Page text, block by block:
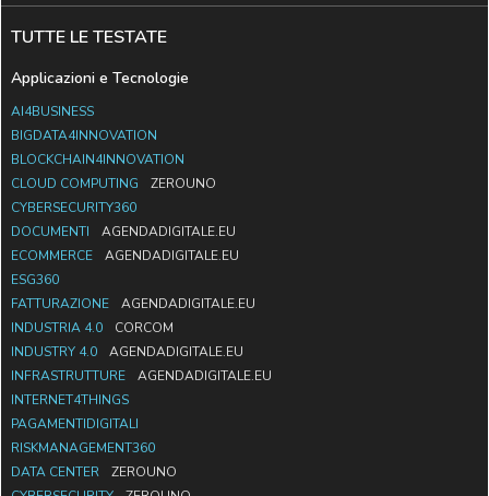
TUTTE LE TESTATE
Applicazioni e Tecnologie
AI4BUSINESS
BIGDATA4INNOVATION
BLOCKCHAIN4INNOVATION
CLOUD COMPUTING
ZEROUNO
CYBERSECURITY360
DOCUMENTI
AGENDADIGITALE.EU
ECOMMERCE
AGENDADIGITALE.EU
ESG360
FATTURAZIONE
AGENDADIGITALE.EU
INDUSTRIA 4.0
CORCOM
INDUSTRY 4.0
AGENDADIGITALE.EU
INFRASTRUTTURE
AGENDADIGITALE.EU
INTERNET4THINGS
PAGAMENTIDIGITALI
RISKMANAGEMENT360
DATA CENTER
ZEROUNO